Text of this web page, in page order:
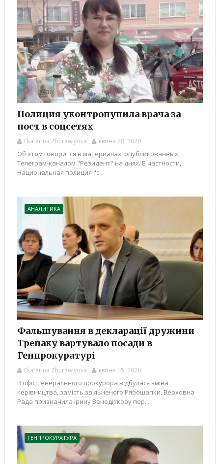
Полиция уконтропупила врача за
пост в соцсетях
Ekaterina Zhurawlyova квітня 28, 2020
Об этом говорится в материалах, опубликованных
Телеграм-каналом "Резидент" на днях. В частности,
Национальная полиция "с...
АНАЛИТИКА
Фальшування в декларації дружини
Трепаку вартувало посади в
Генпрокуратурі
Ekaterina Zhurawlyova квітня 15, 2020
В офісі генерального прокурора відбулася зміна
керівництва, замість звільненого Рябошапки, Верховна
Рада призначила Ірину Венедіткову пер...
ГЕНПРОКУРАТУРА